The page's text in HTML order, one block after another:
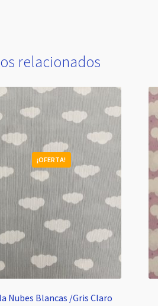
relacionados
Nubes Blancas /Gris Claro
¡OFERTA!